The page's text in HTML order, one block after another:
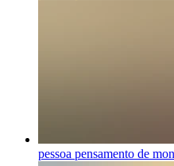
pessoa pensamento de